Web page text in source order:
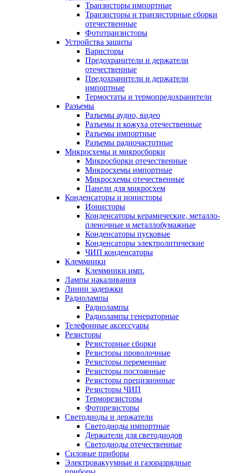
Транзисторы импортные
Транзисторы и транзисторные сборки
отечественные
Фототранзисторы
Устройства защиты
Варисторы
Предохранители и держатели
отечественные
Предохранители и держатели
импортные
Термостаты и термопредохранители
Разъемы
Разъемы аудио, видео
Разъемы и кожуха отечественные
Разъемы импортные
Разъемы радиочастотные
Микросхемы и микросборки
Микросборки отечественные
Микросхемы импортные
Микросхемы отечественные
Панели для микросхем
Конденсаторы и ионисторы
Ионисторы
Конденсаторы керамические, металло-
пленочные и металлобумажные
Конденсаторы пусковые
Конденсаторы электролитические
ЧИП конденсаторы
Клеммники
Клеммники имп.
Лампы накаливания
Линии задержки
Радиолампы
Радиолампы
Радиолампы генераторные
Телефонные аксессуары
Резисторы
Резисторные сборки
Резисторы проволочные
Резисторы переменные
Резисторы постоянные
Резисторы прецизионные
Резисторы ЧИП
Терморезисторы
Фоторезисторы
Светодиоды и держатели
Светодиоды импортные
Держатели для светодиодов
Светодиоды отечественные
Силовые приборы
Электровакуумные и газоразрядные